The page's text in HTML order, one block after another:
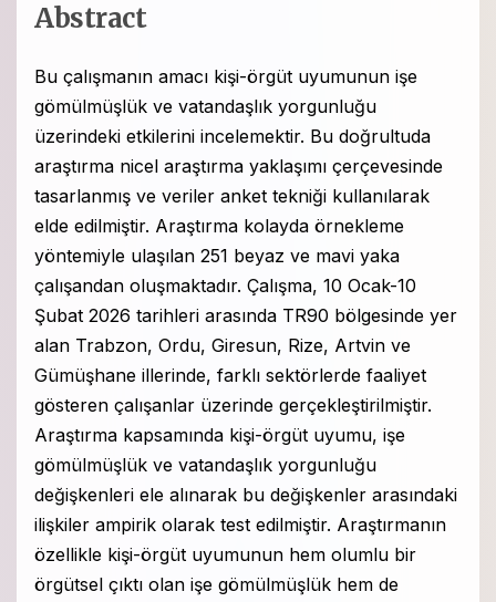
Abstract
Bu çalışmanın amacı kişi-örgüt uyumunun işe
gömülmüşlük ve vatandaşlık yorgunluğu
üzerindeki etkilerini incelemektir. Bu doğrultuda
araştırma nicel araştırma yaklaşımı çerçevesinde
tasarlanmış ve veriler anket tekniği kullanılarak
elde edilmiştir. Araştırma kolayda örnekleme
yöntemiyle ulaşılan 251 beyaz ve mavi yaka
çalışandan oluşmaktadır. Çalışma, 10 Ocak-10
Şubat 2026 tarihleri arasında TR90 bölgesinde yer
alan Trabzon, Ordu, Giresun, Rize, Artvin ve
Gümüşhane illerinde, farklı sektörlerde faaliyet
gösteren çalışanlar üzerinde gerçekleştirilmiştir.
Araştırma kapsamında kişi-örgüt uyumu, işe
gömülmüşlük ve vatandaşlık yorgunluğu
değişkenleri ele alınarak bu değişkenler arasındaki
ilişkiler ampirik olarak test edilmiştir. Araştırmanın
özellikle kişi-örgüt uyumunun hem olumlu bir
örgütsel çıktı olan işe gömülmüşlük hem de